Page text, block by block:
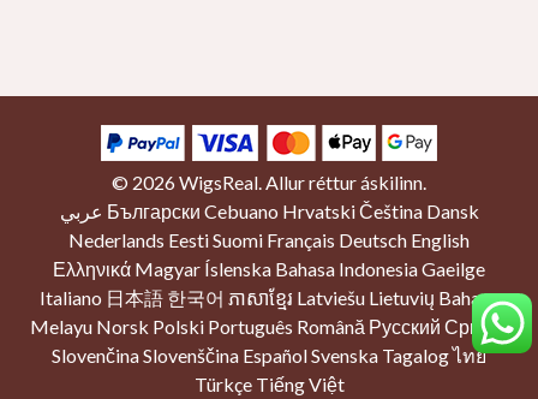
© 2026WigsReal. Allur réttur áskilinn.
عربي Български Cebuano HrvatskiČeština Dansk
Nederlands EestiSuomi Français Deutsch English
Ελληνικά Magyar Íslenska Bahasa IndonesiaGaeilge
Italiano 日本語 한국어 ភាសាខ្មែរ Latviešu Lietuvių Bahasa
Melayu Norsk Polski Português Română Русский Српски
SlovenčinaSlovenščina EspañolSvenska Tagalogไทย
Türkçe Tiếng Việt